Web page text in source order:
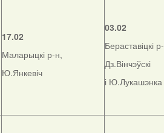
17.02
Маларыцкі р-н,
Ю.Янкевіч
03.02
Бераставіцкі
Дз.Вінчэўскі
і Ю.Лукашэнка